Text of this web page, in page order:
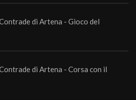
di Artena - Gioco del
di Artena - Corsa con il